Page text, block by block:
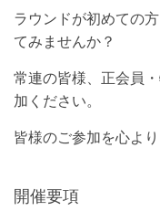
ラウンドが初めての
てみませんか？
常連の皆様、正会員
加ください。
皆様のご参加を心よ
開催要項